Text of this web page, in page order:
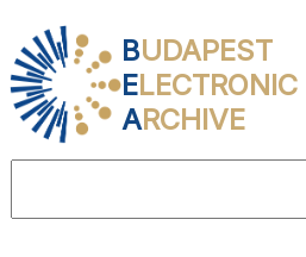
BUDAPEST
ELECTRONIC
ARCHIVE